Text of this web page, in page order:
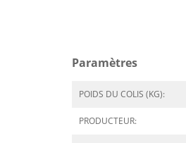
Paramètres
POIDS DU COLIS (KG):
PRODUCTEUR: